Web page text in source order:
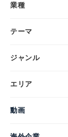
業種
テーマ
ジャンル
エリア
動画